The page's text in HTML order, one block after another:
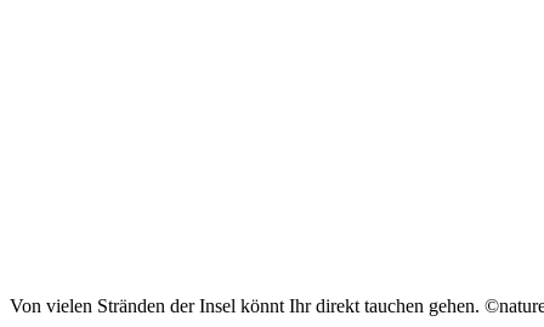
Von vielen Stränden der Insel könnt Ihr direkt tauchen gehen.